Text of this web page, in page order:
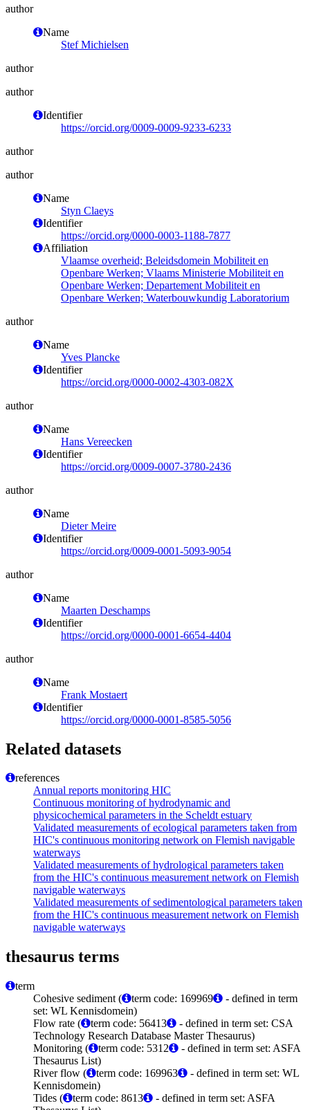
author
Name
Stef Michielsen
author
author
Identifier
https://orcid.org/0009-0009-9233-6233
author
author
Name
Styn Claeys
Identifier
https://orcid.org/0000-0003-1188-7877
Affiliation
Vlaamse overheid; Beleidsdomein Mobiliteit en
Openbare Werken; Vlaams Ministerie Mobiliteit en
Openbare Werken; Departement Mobiliteit en
Openbare Werken; Waterbouwkundig Laboratorium
author
Name
Yves Plancke
Identifier
https://orcid.org/0000-0002-4303-082X
author
Name
Hans Vereecken
Identifier
https://orcid.org/0009-0007-3780-2436
author
Name
Dieter Meire
Identifier
https://orcid.org/0009-0001-5093-9054
author
Name
Maarten Deschamps
Identifier
https://orcid.org/0000-0001-6654-4404
author
Name
Frank Mostaert
Identifier
https://orcid.org/0000-0001-8585-5056
Related datasets
references
Annual reports monitoring HIC
Continuous monitoring of hydrodynamic and
physicochemical parameters in the Scheldt estuary
Validated measurements of ecological parameters taken from
HIC's continuous monitoring network on Flemish navigable
waterways
Validated measurements of hydrological parameters taken
from the HIC's continuous measurement network on Flemish
navigable waterways
Validated measurements of sedimentological parameters taken
from the HIC's continuous measurement network on Flemish
navigable waterways
thesaurus terms
term
Cohesive sediment (
term code: 169969
- defined in term
set: WL Kennisdomein)
Flow rate (
term code: 56413
- defined in term set: CSA
Technology Research Database Master Thesaurus)
Monitoring (
term code: 5312
- defined in term set: ASFA
Thesaurus List)
River flow (
term code: 169963
- defined in term set: WL
Kennisdomein)
Tides (
term code: 8613
- defined in term set: ASFA